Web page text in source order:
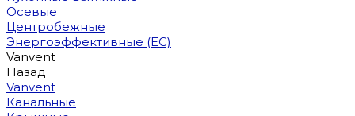
Осевые
Центробежные
Энергоэффективные (EC)
Vanvent
Назад
Vanvent
Канальные